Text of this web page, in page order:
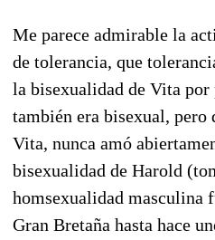
Me parece admirable la
de tolerancia, que
la bisexualidad de Vita por
también era bisexual, pero
Vita, nunca amó
bisexualidad de Harold
homsexualidad masculina
Gran Bretaña hasta hace